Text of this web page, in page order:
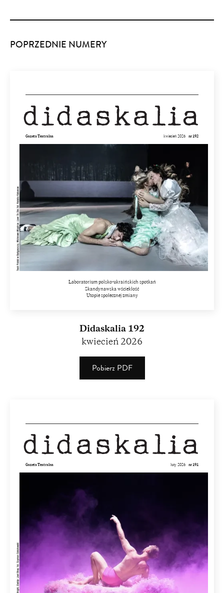
POPRZEDNIE NUMERY
Gazeta Teatralna kwiecień 2026 nr 192
Laboratorium polsko-ukraińskich spotkań
Skandynawska wściekłość
Utopie społecznej zmiany
Didaskalia 192
kwiecień 2026
Pobierz PDF
(2.88
Gazeta Teatralna luty 2026 nr 191